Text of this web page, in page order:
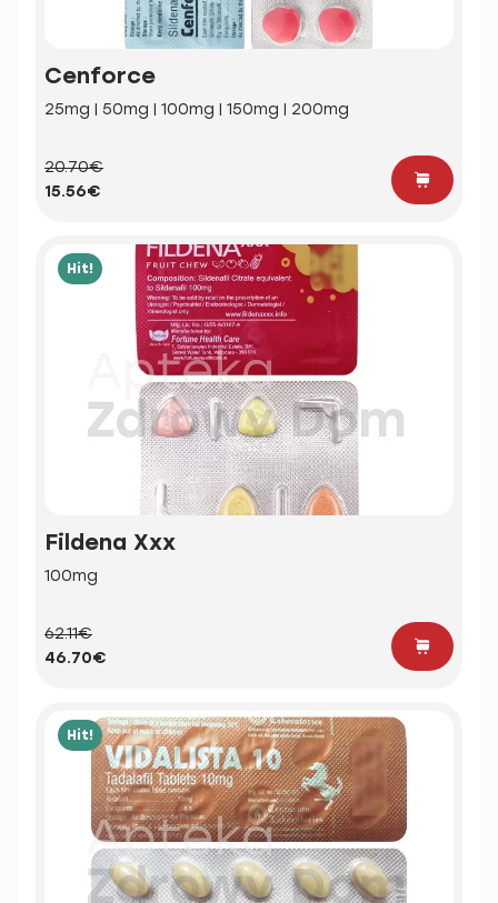
Cenforce
25mg | 50mg | 100mg | 150mg | 200mg
20.70€
15.56€
Hit!
Fildena Xxx
100mg
62.11€
46.70€
Hit!